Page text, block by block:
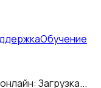
Обучение
Загрузка...